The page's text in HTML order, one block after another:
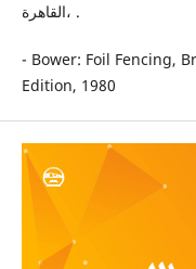
،القاهرة .
- Bower: Foil Fencing,
Edition, 1980